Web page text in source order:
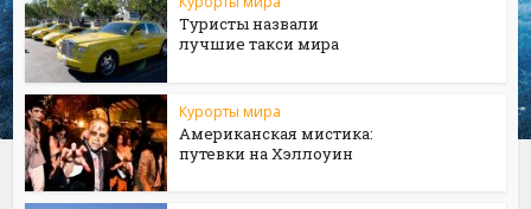
Туристы назвали
лучшие такси мира
Курорты мира
Американская мистика:
путевки на Хэллоуин